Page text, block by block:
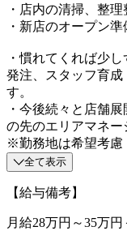
・店内の清掃、整理
・新店のオープン
・慣れてくれば少
発注、スタッフ育成
す。
・今後続々と店舗
の先のエリアマネー
※勤務地は希望考慮
全て表示
【給与備考】
月給28万円～35万